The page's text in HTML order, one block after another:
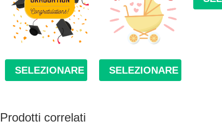
SELEZIONARE SELEZIONARE
Prodotti correlati